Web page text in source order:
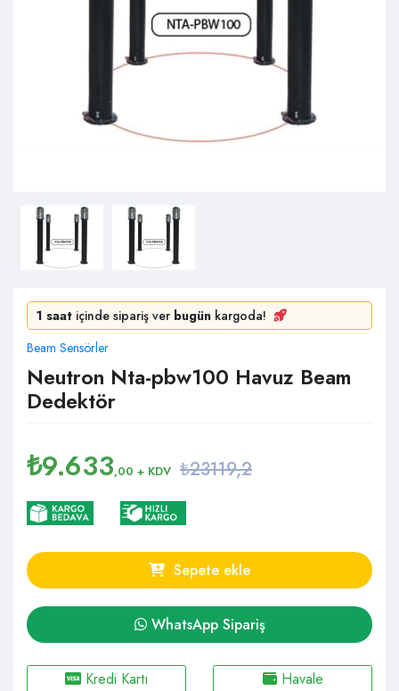
1 saat içinde sipariş ver bugün kargoda!
Beam Sensörler
Neutron Nta-pbw100 Havuz Beam
Dedektör
₺9.633,00 + KDV ₺23119,2
Sepete ekle
WhatsApp Sipariş
Kredi Kartı Havale